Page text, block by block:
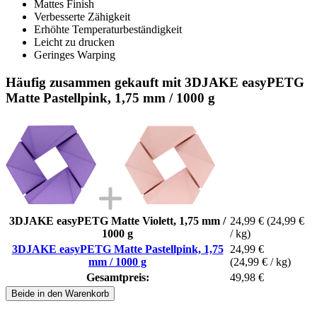
Mattes Finish
Verbesserte Zähigkeit
Erhöhte Temperaturbeständigkeit
Leicht zu drucken
Geringes Warping
Häufig zusammen gekauft mit 3DJAKE easyPETG
Matte Pastellpink, 1,75 mm / 1000 g
3DJAKE easyPETG Matte Violett, 1,75 mm /
1000 g
24,99 € (24,99 €
/ kg)
3DJAKE easyPETG Matte Pastellpink, 1,75
mm / 1000 g
24,99 €
(24,99 € / kg)
Gesamtpreis:
49,98 €
Beide in den Warenkorb